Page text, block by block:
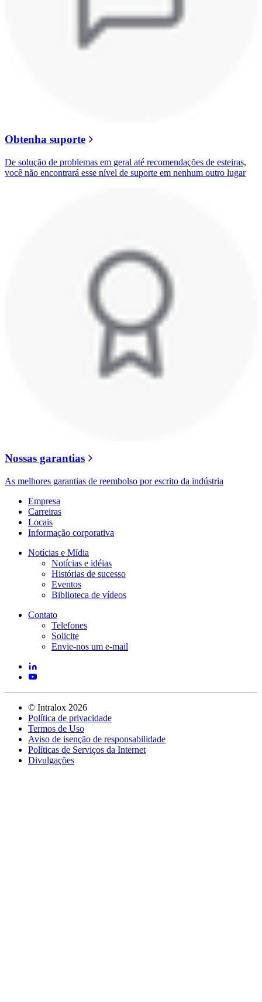
Obtenha suporte
De solução de problemas em geral até recomendações de esteiras,
você não encontrará esse nível de suporte em nenhum outro lugar
Nossas garantias
As melhores garantias de reembolso por escrito da indústria
Empresa
Carreiras
Locais
Informação corporativa
Notícias e Mídia
Notícias e idéias
Histórias de sucesso
Eventos
Biblioteca de vídeos
Contato
Telefones
Solicite
Envie-nos um e-mail
© Intralox 2026
Política de privacidade
Termos de Uso
Aviso de isenção de responsabilidade
Políticas de Serviços da Internet
Divulgações